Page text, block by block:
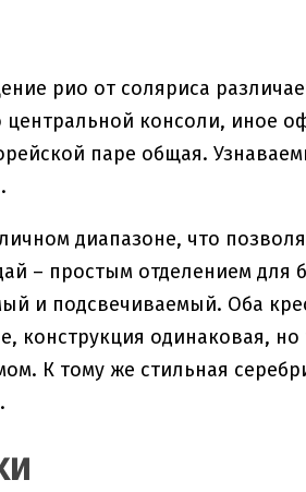
рио от соляриса
консоли, иное
паре общая.
диапазоне, что
– простым отделением для
и подсвечиваемый. Оба
конструкция одинаковая, но
К тому же стильная